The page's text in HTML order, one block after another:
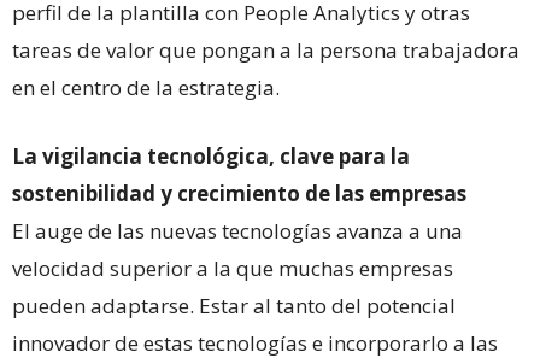
perfil de la plantilla con People Analytics y otras
tareas de valor que pongan a la persona trabajadora
en el centro de la estrategia.
La vigilancia tecnológica, clave para la
sostenibilidad y crecimiento de las empresas
El auge de las nuevas tecnologías avanza a una
velocidad superior a la que muchas empresas
pueden adaptarse. Estar al tanto del potencial
innovador de estas tecnologías e incorporarlo a las